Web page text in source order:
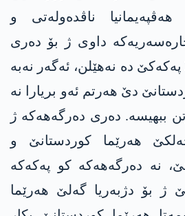
ناڤدەولەتی و
داوی ژ بۆ دەری
پەکەکێ دە نەھێلن، ئەگەر نەبە
دێ ھەرتم ئەو بریارا نە
ببھیسە. دەری دەرگەھەکە ژ
ھەرێما کوردستانێ و
نە دەرگەھەکە کو پەکەکە
ژ بۆ دژبەریا گەلێ ھەرێما